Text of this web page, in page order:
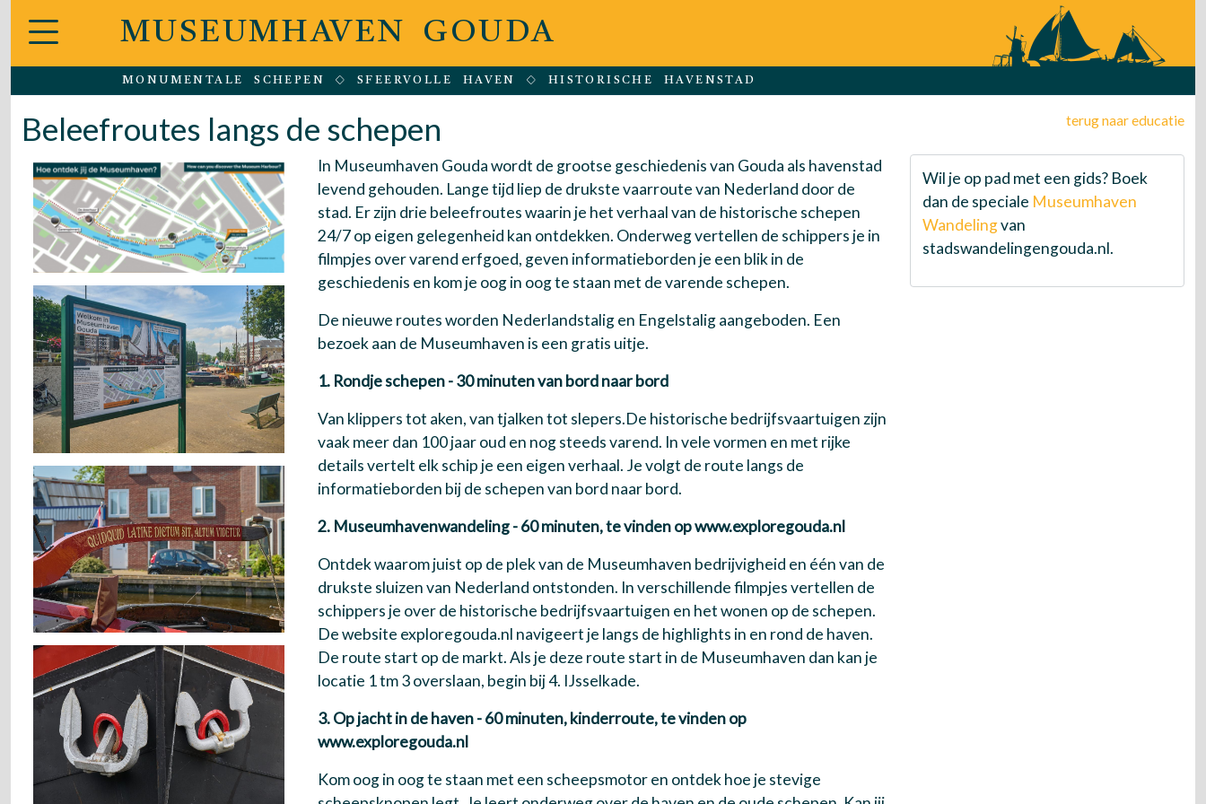
MUSEUMHAVEN GOUDA
MONUMENTALE SCHEPEN SFEERVOLLE HAVEN HISTORISCHE HAVENSTAD
Beleefroutes langs de schepen terug naar educatie
In Museumhaven Gouda wordt de grootse geschiedenis van Gouda als havenstad
levend gehouden. Lange tijd liep de drukste vaarroute van Nederland door de
stad. Er zijn drie beleefroutes waarin je het verhaal van de historische schepen
24/7 op eigen gelegenheid kan ontdekken. Onderweg vertellen de schippers je in
filmpjes over varend erfgoed, geven informatieborden je een blik in de
geschiedenis en kom je oog in oog te staan met de varende schepen.
De nieuwe routes worden Nederlandstalig en Engelstalig aangeboden. Een
bezoek aan de Museumhaven is een gratis uitje.
1. Rondje schepen - 30 minuten van bord naar bord
Van klippers tot aken, van tjalken tot slepers.De historische bedrijfsvaartuigen zijn
vaak meer dan 100 jaar oud en nog steeds varend. In vele vormen en met rijke
details vertelt elk schip je een eigen verhaal. Je volgt de route langs de
informatieborden bij de schepen van bord naar bord.
2. Museumhavenwandeling - 60 minuten, te vinden op www.exploregouda.nl
Ontdek waarom juist op de plek van de Museumhaven bedrijvigheid en één van de
drukste sluizen van Nederland ontstonden. In verschillende filmpjes vertellen de
schippers je over de historische bedrijfsvaartuigen en het wonen op de schepen.
De website exploregouda.nl navigeert je langs de highlights in en rond de haven.
De route start op de markt. Als je deze route start in de Museumhaven dan kan je
locatie 1 tm 3 overslaan, begin bij 4. IJsselkade.
3. Op jacht in de haven - 60 minuten, kinderroute, te vinden op
www.exploregouda.nl
Kom oog in oog te staan met een scheepsmotor en ontdek hoe je stevige
Wil je op pad met een gids? Boek
dan de speciale Museumhaven
Wandelingvan
stadswandelingengouda.nl.